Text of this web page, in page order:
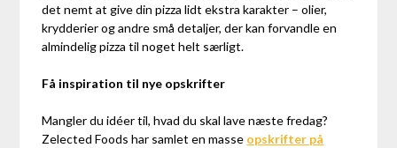
det nemt at give din pizza lidt ekstra karakter – olier,
krydderier og andre små detaljer, der kan forvandle en
almindelig pizza til noget helt særligt.
Få inspiration til nye opskrifter
Mangler du idéer til, hvad du skal lave næste fredag?
Zelected Foods har samlet en masse opskrifter på